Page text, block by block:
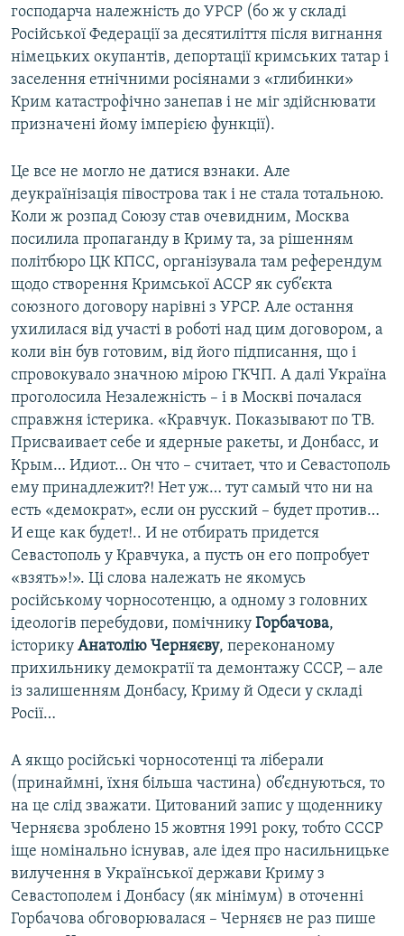
господарча належність до УРСР (бо ж у складі
Російської Федерації за десятиліття після вигнання
німецьких окупантів, депортації кримських татар і
заселення етнічними росіянами з «глибинки»
Крим катастрофічно занепав і не міг здійснювати
призначені йому імперією функції).
Це все не могло не датися взнаки. Але
деукраїнізація півострова так і не стала тотальною.
Коли ж розпад Союзу став очевидним, Москва
посилила пропаганду в Криму та, за рішенням
політбюро ЦК КПСС, організувала там референдум
щодо створення Кримської АССР як суб’єкта
союзного договору нарівні з УРСР. Але остання
ухилилася від участі в роботі над цим договором, а
коли він був готовим, від його підписання, що і
спровокувало значною мірою ГКЧП. А далі Україна
проголосила Незалежність – і в Москві почалася
справжня істерика. «Кравчук. Показывают по ТВ.
Присваивает себе и ядерные ракеты, и Донбасс, и
Крым… Идиот… Он что – считает, что и Севастополь
ему принадлежит?! Нет уж… тут самый что ни на
есть «демократ», если он русский – будет против…
И еще как будет!.. И не отбирать придется
Севастополь у Кравчука, а пусть он его попробует
«взять»!». Ці слова належать не якомусь
російському чорносотенцю, а одному з головних
ідеологів перебудови, помічнику Горбачова,
історику Анатолію Черняєву, переконаному
прихильнику демократії та демонтажу СССР, ‒ але
із залишенням Донбасу, Криму й Одеси у складі
Росії…
А якщо російські чорносотенці та ліберали
(принаймні, їхня більша частина) об’єднуються, то
на це слід зважати. Цитований запис у щоденнику
Черняєва зроблено 15 жовтня 1991 року, тобто СССР
іще номінально існував, але ідея про насильницьке
вилучення в Української держави Криму з
Севастополем і Донбасу (як мінімум) в оточенні
Горбачова обговорювалася – Черняєв не раз пише